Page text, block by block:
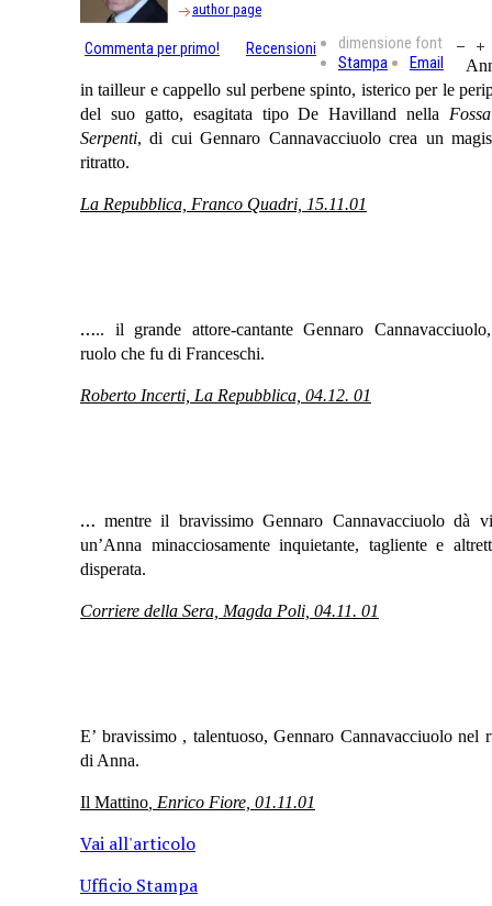
author page
Commenta per primo! Recensioni
dimensione font
Stampa
Email
in tailleur e cappello sul perbene spinto, isterico per le
del suo gatto, esagitata tipo De Havilland nella
Serpenti, di cui Gennaro Cannavacciuolo crea un
ritratto.
La Repubblica, Franco Quadri, 15.11.01
….. il grande attore-cantante Gennaro
ruolo che fu di Franceschi.
Roberto Incerti, La Repubblica, 04.12. 01
… mentre il bravissimo Gennaro Cannavacciuolo dà
un’Anna minacciosamente inquietante, tagliente e
disperata.
Corriere della Sera, Magda Poli, 04.11. 01
E’ bravissimo , talentuoso, Gennaro Cannavacciuolo nel
di Anna.
Il Mattino , Enrico Fiore, 01.11.01
Vai all'articolo
Ufficio Stampa